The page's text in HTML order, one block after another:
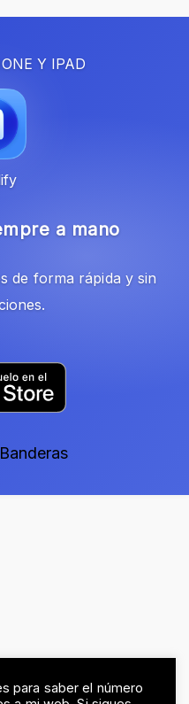
Y IPAD
a mano
de forma rápida y sin
para saber el número